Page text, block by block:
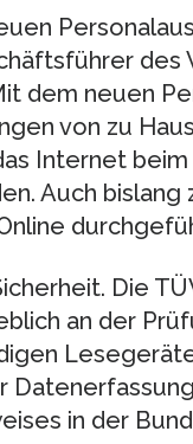
des
dem neuen
von zu
Internet
Auch
Die
an der
in der